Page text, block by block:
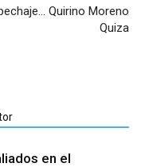
Quirino Moreno
Quiza
en el